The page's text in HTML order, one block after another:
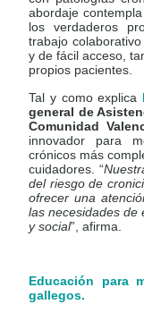
abordaje
los verdaderos
trabajo
y de fácil acceso,
propios pacientes.
Tal y como explica
general de
Comunidad
innovador para
crónicos más
cuidadores. “
del riesgo de
ofrecer una
las necesidades de
y social”, afirma.
Educación para
gallegos.